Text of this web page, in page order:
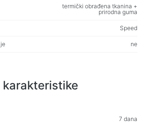
čišćenje
sportom
termički obrađena tkanina +
prirodna guma
Speed
ne
7 dana